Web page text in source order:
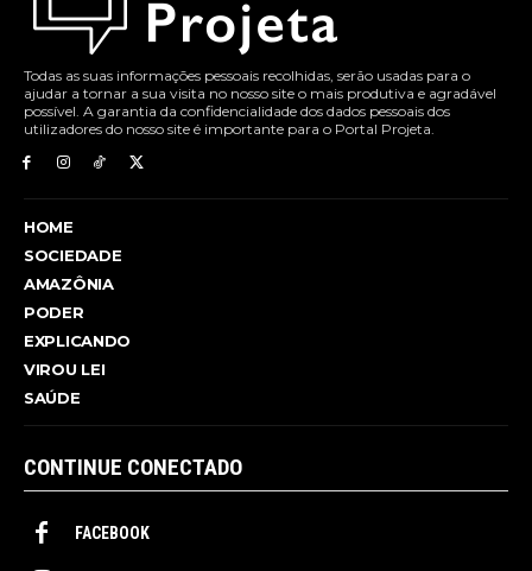
Todas as suas informações pessoais recolhidas, serão usadas para o
ajudar a tornar a sua visita no nosso site o mais produtiva e agradável
possível. A garantia da confidencialidade dos dados pessoais dos
utilizadores do nosso site é importante para o Portal Projeta.
HOME
SOCIEDADE
AMAZÔNIA
PODER
EXPLICANDO
VIROU LEI
SAÚDE
CONTINUE CONECTADO
FACEBOOK